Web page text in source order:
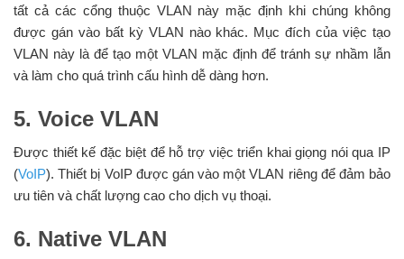
tất cả các cổng thuộc VLAN này mặc định khi chúng không
được gán vào bất kỳ VLAN nào khác. Mục đích của việc tạo
VLAN này là để tạo một VLAN mặc định để tránh sự nhầm lẫn
và làm cho quá trình cấu hình dễ dàng hơn.
5. Voice VLAN
Được thiết kế đặc biệt để hỗ trợ việc triển khai giọng nói qua IP
(VoIP). Thiết bị VoIP được gán vào một VLAN riêng để đảm bảo
ưu tiên và chất lượng cao cho dịch vụ thoại.
6. Native VLAN